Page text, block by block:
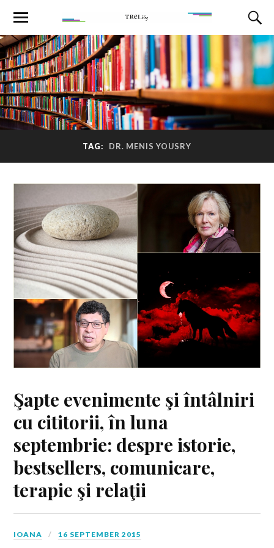
TAG: DR. MENIS YOUSRY
Şapte evenimente şi întâlniri
cu cititorii, în luna
septembrie: despre istorie,
bestsellers, comunicare,
terapie şi relaţii
IOANA 16 SEPTEMBER 2015